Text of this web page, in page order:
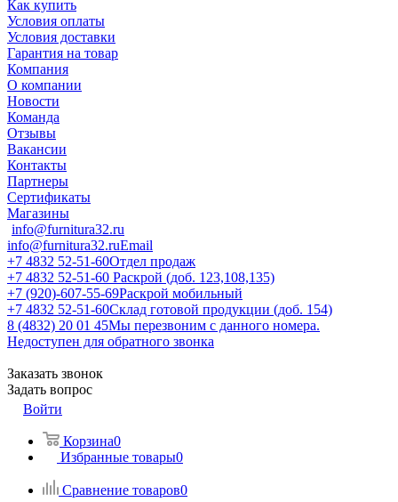
Как купить
Условия оплаты
Условия доставки
Гарантия на товар
Компания
О компании
Новости
Команда
Отзывы
Вакансии
Контакты
Партнеры
Сертификаты
Магазины
info@furnitura32.ru
info@furnitura32.ruEmail
+7 4832 52-51-60Отдел продаж
+7 4832 52-51-60 Раскрой (доб. 123,108,135)
+7 (920)-607-55-69Раскрой мобильный
+7 4832 52-51-60Склад готовой продукции (доб. 154)
8 (4832) 20 01 45Мы перезвоним с данного номера.
Недоступен для обратного звонка
Заказать звонок
Задать вопрос
Войти
Корзина0
Избранные товары0
Сравнение товаров0